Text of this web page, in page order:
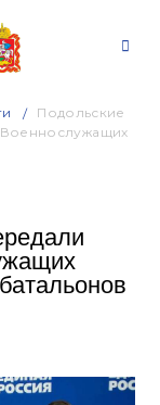
Подольские